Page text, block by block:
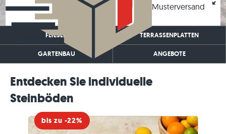
Musterversand
FLIESEN TERRASSENPLATTEN
GARTENBAU ANGEBOTE
Entdecken Sie individuelle
Steinböden
bis zu -22%